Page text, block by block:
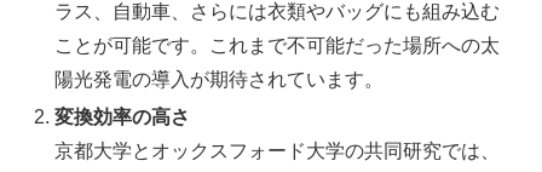
ラス、自動車、さらには衣類やバッグにも組み込む
ことが可能です。これまで不可能だった場所への太
陽光発電の導入が期待されています。
変換効率の高さ
京都大学とオックスフォード大学の共同研究では、